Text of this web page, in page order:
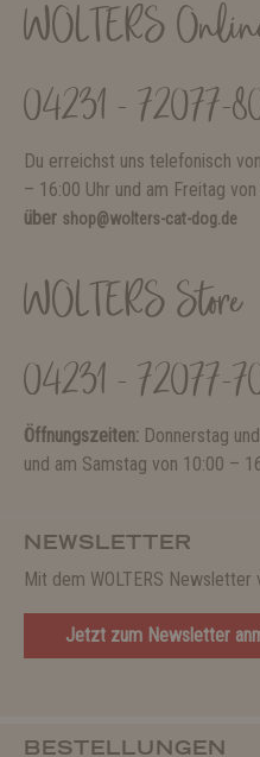
WOLTERS
04231 - 72077-
Du erreichst uns telefonisch
– 16:00 Uhr und am Freitag
über shop@wolters-cat-dog.de
WOLTERS Store
04231 - 72077-
Öffnungszeiten: Donnerstag
und am Samstag von 10:00 –
NEWSLETTER
Mit dem WOLTERS
Jetzt zum Newsletter
BESTELLUNGEN